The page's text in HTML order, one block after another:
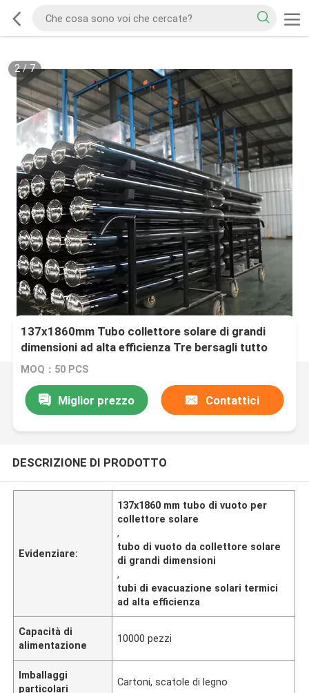
2/7
137x1860mm Tubo collettore solare di grandi
dimensioni ad alta efficienza Tre bersagli tutto
vetro Tubo di vuoto solare termico
MOQ：50 PCS
Miglior prezzo Contattici
DESCRIZIONE DI PRODOTTO
Evidenziare:
137x1860 mm tubo di vuoto per
collettore solare
,
tubo di vuoto da collettore solare
di grandi dimensioni
,
tubi di evacuazione solari termici
ad alta efficienza
Capacità di
alimentazione
10000 pezzi
Imballaggi
particolari
Cartoni, scatole di legno